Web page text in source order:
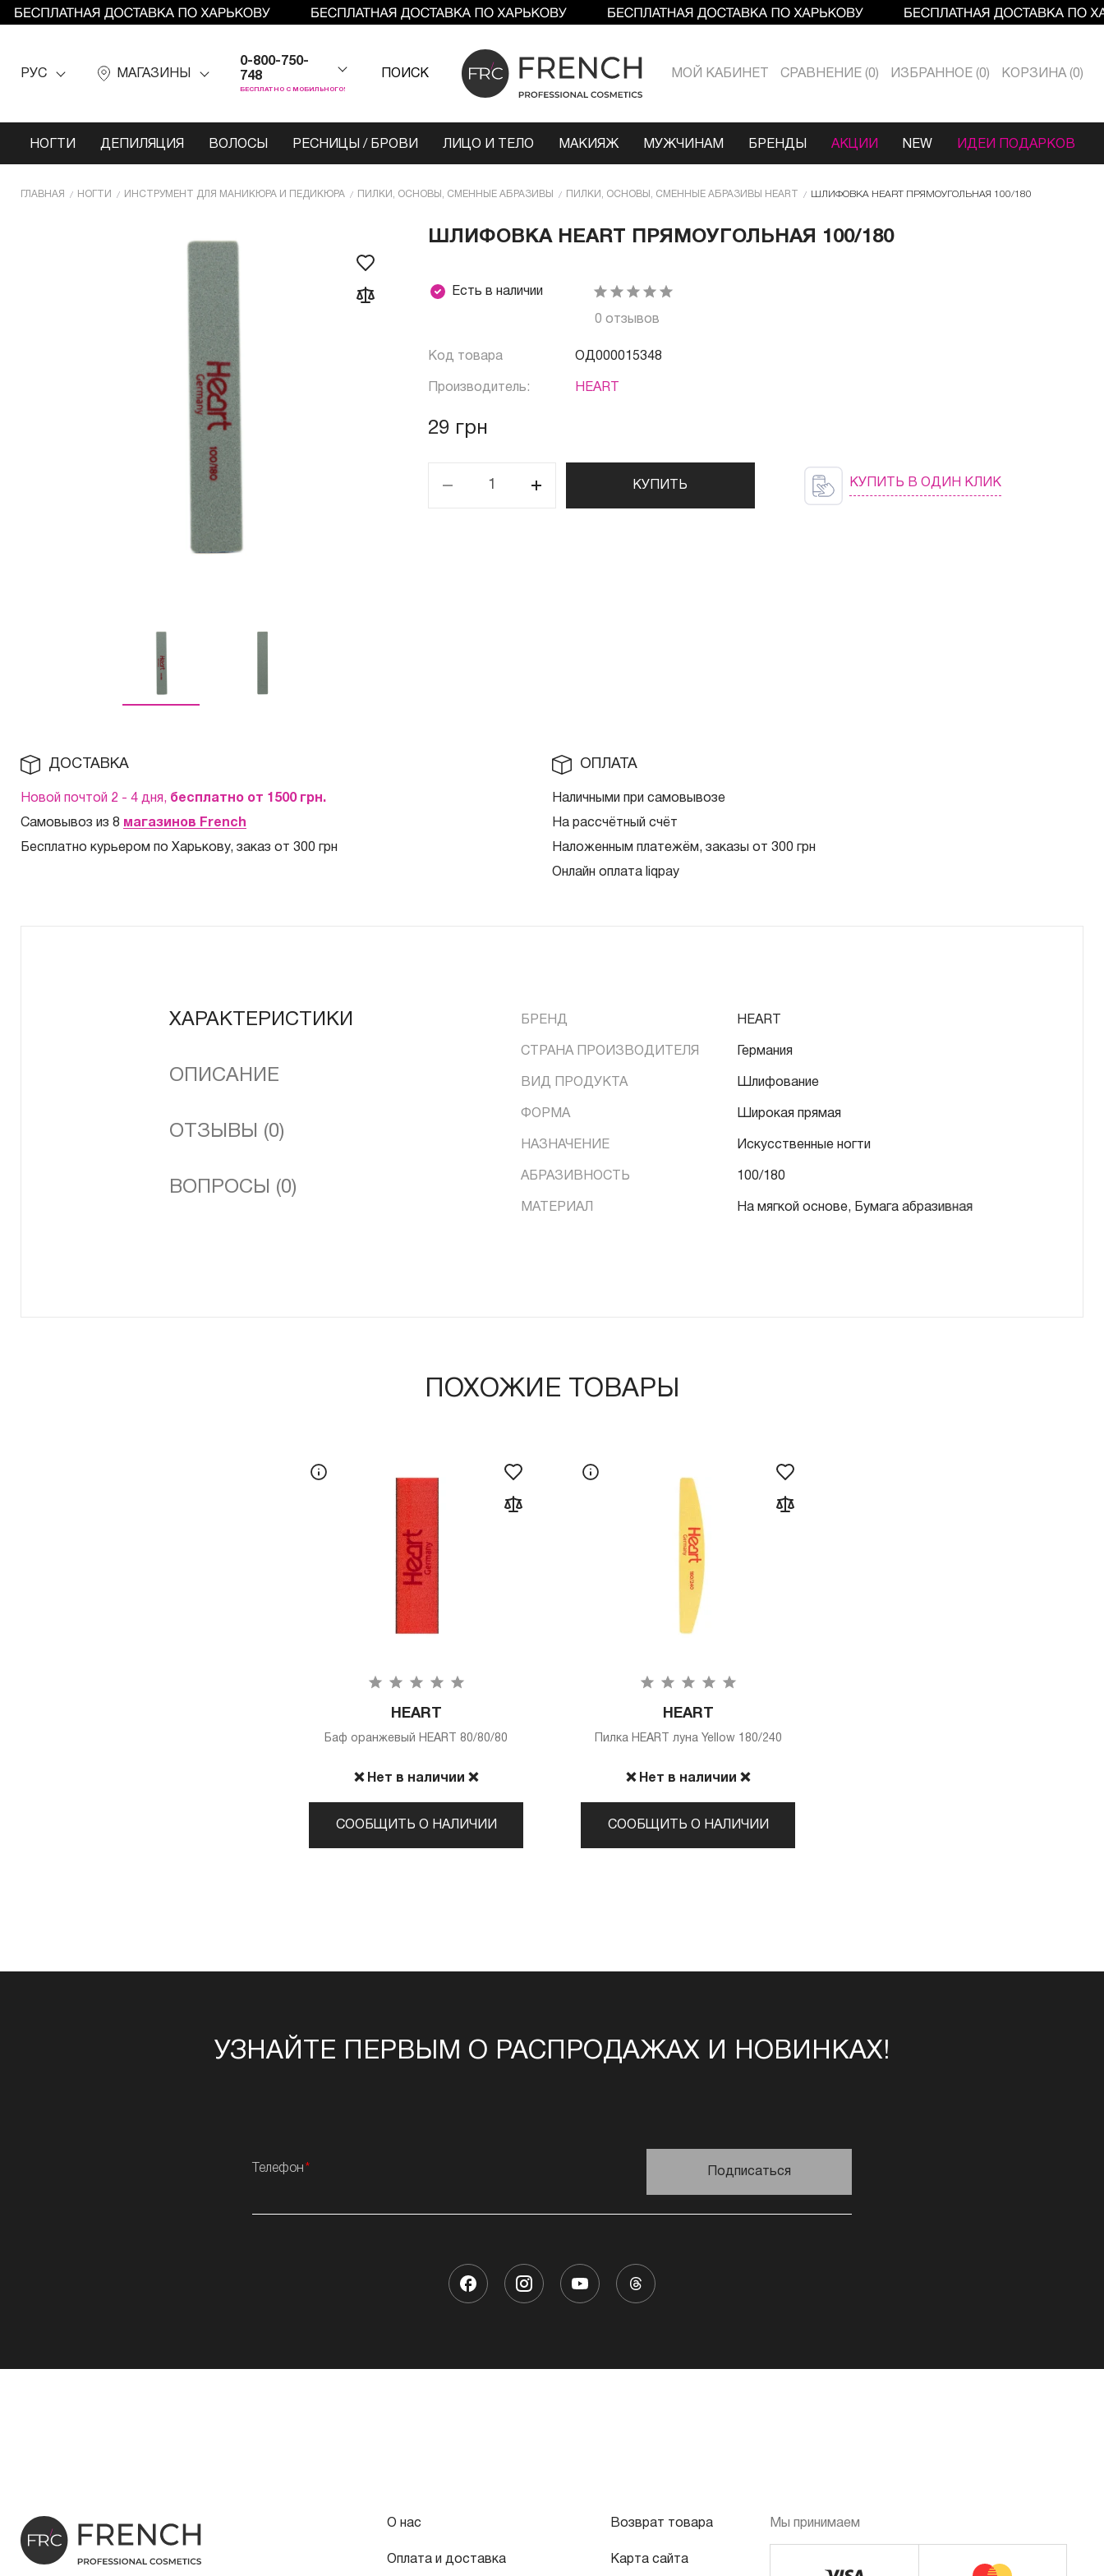
РУС МАГАЗИНЫ
0-800-750-
748
БЕСПЛАТНО С МОБИЛЬНОГО!
ПОИСК МОЙ КАБИНЕТ СРАВНЕНИЕ 0 ИЗБРАННОЕ 0 КОРЗИНА 0
НОГТИ ДЕПИЛЯЦИЯ ВОЛОСЫ РЕСНИЦЫ / БРОВИ ЛИЦО И ТЕЛО МАКИЯЖ МУЖЧИНАМ БРЕНДЫ АКЦИИ NEW ИДЕИ ПОДАРКОВ
ГЛАВНАЯ НОГТИ ИНCТРУМЕНТ ДЛЯ МАНИКЮРА И ПЕДИКЮРА ПИЛКИ, ОСНОВЫ, СМЕННЫЕ АБРАЗИВЫ ПИЛКИ, ОСНОВЫ, СМЕННЫЕ АБРАЗИВЫ HEART ШЛИФОВКА HEART ПРЯМОУГОЛЬНАЯ 100/180
ШЛИФОВКА HEART ПРЯМОУГОЛЬНАЯ 100/180
Есть в наличии
0 отзывов
Код товара ОД000015348
Производитель: HEART
29 грн
КУПИТЬ КУПИТЬ В ОДИН КЛИК
ДОСТАВКА
Новой почтой 2 - 4 дня, бесплатно от 1500 грн.
Самовывоз из 8 магазинов French
Бесплатно курьером по Харькову, заказ от 300 грн
ОПЛАТА
Наличными при самовывозе
На рассчётный счёт
Наложенным платежём, заказы от 300 грн
Онлайн оплата liqpay
ХАРАКТЕРИСТИКИ
ОПИСАНИЕ
ОТЗЫВЫ (0)
ВОПРОСЫ (0)
БРЕНД HEART
СТРАНА ПРОИЗВОДИТЕЛЯ Германия
ВИД ПРОДУКТА Шлифование
ФОРМА Широкая прямая
НАЗНАЧЕНИЕ Искусственные ногти
АБРАЗИВНОСТЬ 100/180
МАТЕРИАЛ На мягкой основе, Бумага абразивная
ПОХОЖИЕ ТОВАРЫ
HEART
Баф оранжевый HEART 80/80/80
❌ Нет в наличии ❌
СООБЩИТЬ О НАЛИЧИИ
HEART
Пилка HEART луна Yellow 180/240
❌ Нет в наличии ❌
СООБЩИТЬ О НАЛИЧИИ
УЗНАЙТЕ ПЕРВЫМ О РАСПРОДАЖАХ И НОВИНКАХ!
Телефон Подписаться
О нас
Оплата и доставка
Возврат товара
Карта сайта
Мы принимаем